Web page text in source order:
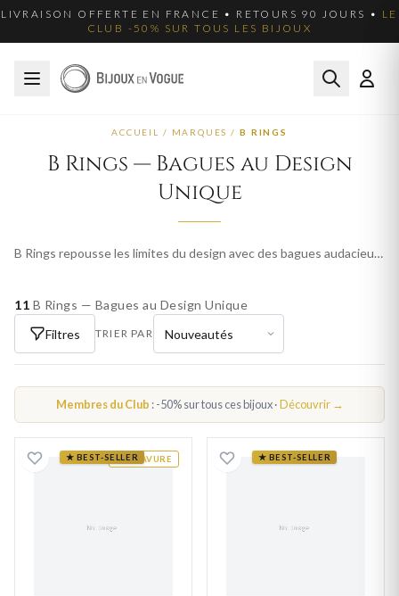
LIVRAISON OFFERTE EN FRANCE • RETOURS 90 JOURS • LE
CLUB -50% SUR TOUS LES BIJOUX
ACCUEIL / MARQUES / B RINGS
B Rings — Bagues au Design
Unique
Notre sélection B Rings — Bagues au Design Unique B Rings repousse les limites du design avec des bagues audacieuses aux formes originales. Chaque création est pensée comme une pièce d'expression personnelle, mêlant matériaux contemporains et savoir-faire artisanal. Des bijoux qui ne passent pas inaperçus, pour femme comme pour homme.
11 B Rings — Bagues au Design Unique
Filtres
TRIER PAR
Membres du Club : -50% sur tous ces bijoux ·Découvrir →
GRAVURE
★ BEST-SELLERBague Trendy Abdelfattach curve
★ BEST-SELLERBague Durango